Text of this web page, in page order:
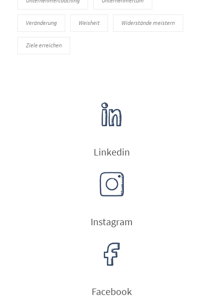
Veränderung Weisheit Widerstände meistern
Ziele erreichen
Linkedin
Instagram
Facebook